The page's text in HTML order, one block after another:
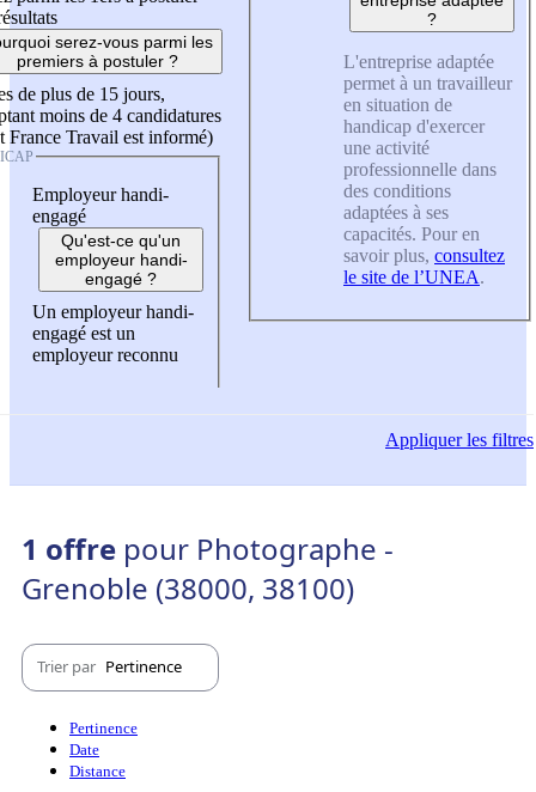
serez-vous parmi les
premiers à postuler ?
de plus de 15 jours,
moins de 4 candidatures
France Travail est informé)
Employeur handi-
engagé
Qu'est-ce qu'un
employeur handi-
engagé ?
Un employeur handi-
engagé est un
employeur reconnu
?
L'entreprise adaptée
permet à un travailleur
en situation de
handicap d'exercer
une activité
professionnelle dans
des conditions
adaptées à ses
capacités. Pour en
savoir plus, consultez
le site de l’UNEA.
Appliquerles filtres
1 offre pour Photographe -
Grenoble (38000, 38100)
Trier par Pertinence
Pertinence
Date
Distance